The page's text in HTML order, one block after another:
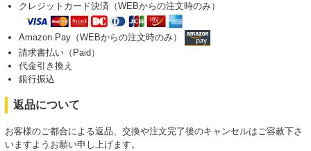
クレジットカード決済（WEBからの注文時のみ）
Amazon Pay（WEBからの注文時のみ）
請求書払い（Paid）
代金引き換え
銀行振込
返品について
お客様のご都合による返品、交換や注文完了後のキャンセルはご容赦下さ
いますようお願い申し上げます。